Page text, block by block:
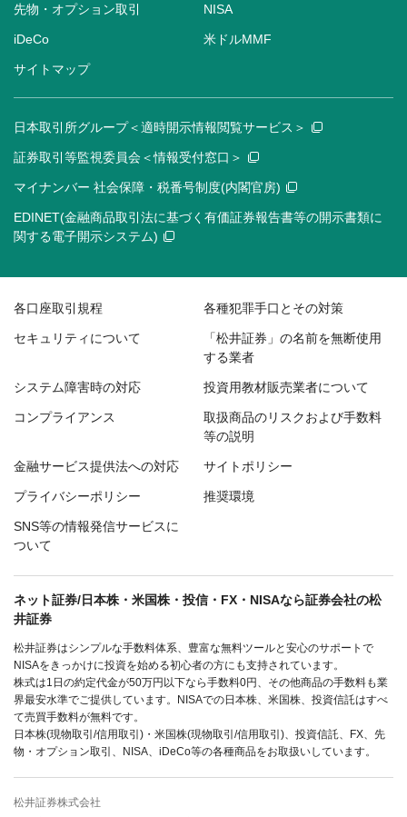
先物・オプション取引 NISA
iDeCo 米ドルMMF
サイトマップ
日本取引所グループ＜適時開示情報閲覧サービス＞
証券取引等監視委員会＜情報受付窓口＞
マイナンバー 社会保障・税番号制度(内閣官房)
EDINET(金融商品取引法に基づく有価証券報告書等の開示書類に
関する電子開示システム)
各口座取引規程 各種犯罪手口とその対策
セキュリティについて
「松井証券」の名前を無断使用
する業者
システム障害時の対応 投資用教材販売業者について
コンプライアンス
取扱商品のリスクおよび手数料
等の説明
金融サービス提供法への対応 サイトポリシー
プライバシーポリシー 推奨環境
SNS等の情報発信サービスに
ついて
ネット証券/日本株・米国株・投信・FX・NISAなら証券会社の松
井証券
松井証券はシンプルな手数料体系、豊富な無料ツールと安心のサポートで
NISAをきっかけに投資を始める初心者の方にも支持されています。
株式は1日の約定代金が50万円以下なら手数料0円、その他商品の手数料も業
界最安水準でご提供しています。NISAでの日本株、米国株、投資信託はすべ
て売買手数料が無料です。
日本株(現物取引/信用取引)・米国株(現物取引/信用取引)、投資信託、FX、先
物・オプション取引、NISA、iDeCo等の各種商品をお取扱いしています。
松井証券株式会社